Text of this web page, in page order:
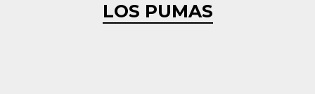
LOS PUMAS